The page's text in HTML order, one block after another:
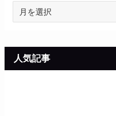
イ
ブ
人気記事